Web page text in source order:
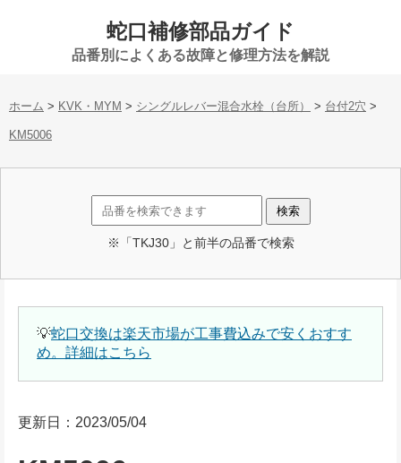
蛇口補修部品ガイド
品番別によくある故障と修理方法を解説
ホーム > KVK・MYM > シングルレバー混合水栓（台所） > 台付2穴 >
KM5006
※「TKJ30」と前半の品番で検索
💡蛇口交換は楽天市場が工事費込みで安くおすす
め。詳細はこちら
更新日：2023/05/04